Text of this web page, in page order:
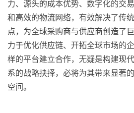
力、源头的成本优势、数字化的交
和高效的物流网络，有效解决了传
点，为全球采购商与供应商创造了
力于优化供应链、开拓全球市场的
样的平台建立合作，无疑是构建现
系的战略抉择，必将为其带来显著
空间。